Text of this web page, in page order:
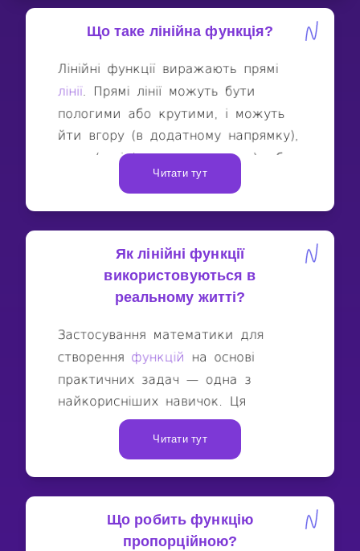
Що таке лінійна функція?
Читати тут
Як лінійні функції
використовуються в
реальному житті?
Читати тут
Що робить функцію
пропорційною?